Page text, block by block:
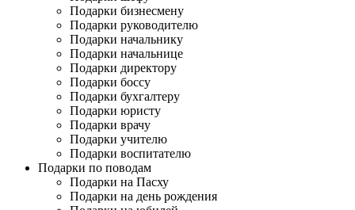
Подарки бизнесмену
Подарки руководителю
Подарки начальнику
Подарки начальнице
Подарки директору
Подарки боссу
Подарки бухгалтеру
Подарки юристу
Подарки врачу
Подарки учителю
Подарки воспитателю
Подарки по поводам
Подарки на Пасху
Подарки на день рождения